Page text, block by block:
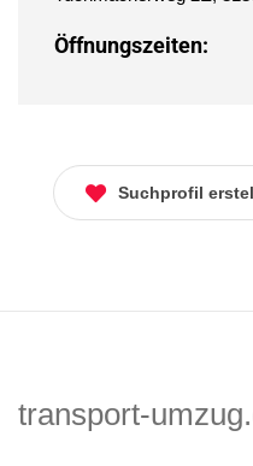
Öffnungszeiten:
Suchprofil
transport-